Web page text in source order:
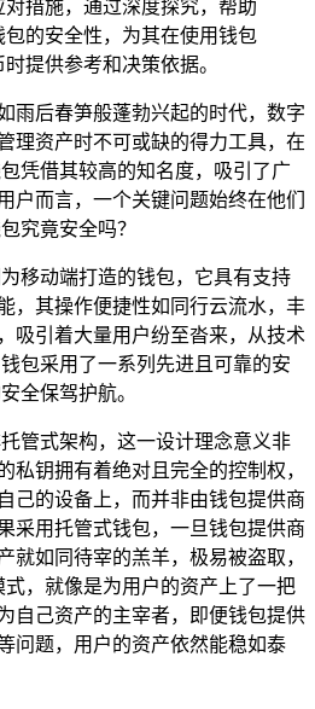
措施，通过深度探究，帮助
包的安全性，为其在使用钱包
提供参考和决策依据。
雨后春笋般蓬勃兴起的时代，数字
理资产时不可或缺的得力工具，在
凭借其较高的知名度，吸引了广
户而言，一个关键问题始终在他们
究竟安全吗？
移动端打造的钱包，它具有支持
，其操作便捷性如同行云流水，丰
吸引着大量用户纷至沓来，从技术
包采用了一系列先进且可靠的安
全保驾护航。
管式架构，这一设计理念意义非
私钥拥有着绝对且完全的控制权，
己的设备上，而并非由钱包提供商
采用托管式钱包，一旦钱包提供商
就如同待宰的羔羊，极易被盗取，
式，就像是为用户的资产上了一把
自己资产的主宰者，即便钱包提供
问题，用户的资产依然能稳如泰